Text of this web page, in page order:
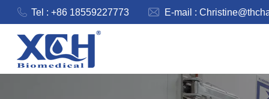
Tel : +86 18559227773 E-mail :